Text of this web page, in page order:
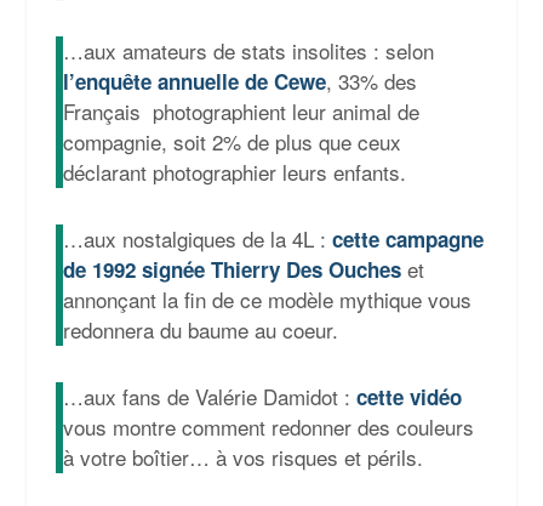
…aux amateurs de stats insolites : selon
l’enquête annuelle de Cewe, 33% des
Français photographient leur animal de
compagnie, soit 2% de plus que ceux
déclarant photographier leurs enfants.
…aux nostalgiques de la 4L : cette campagne
de 1992 signée Thierry Des Oucheset
annonçant la fin de ce modèle mythique vous
redonnera du baume au coeur.
…aux fans de Valérie Damidot : cette vidéo
vous montre comment redonner des couleurs
à votre boîtier… à vos risques et périls.